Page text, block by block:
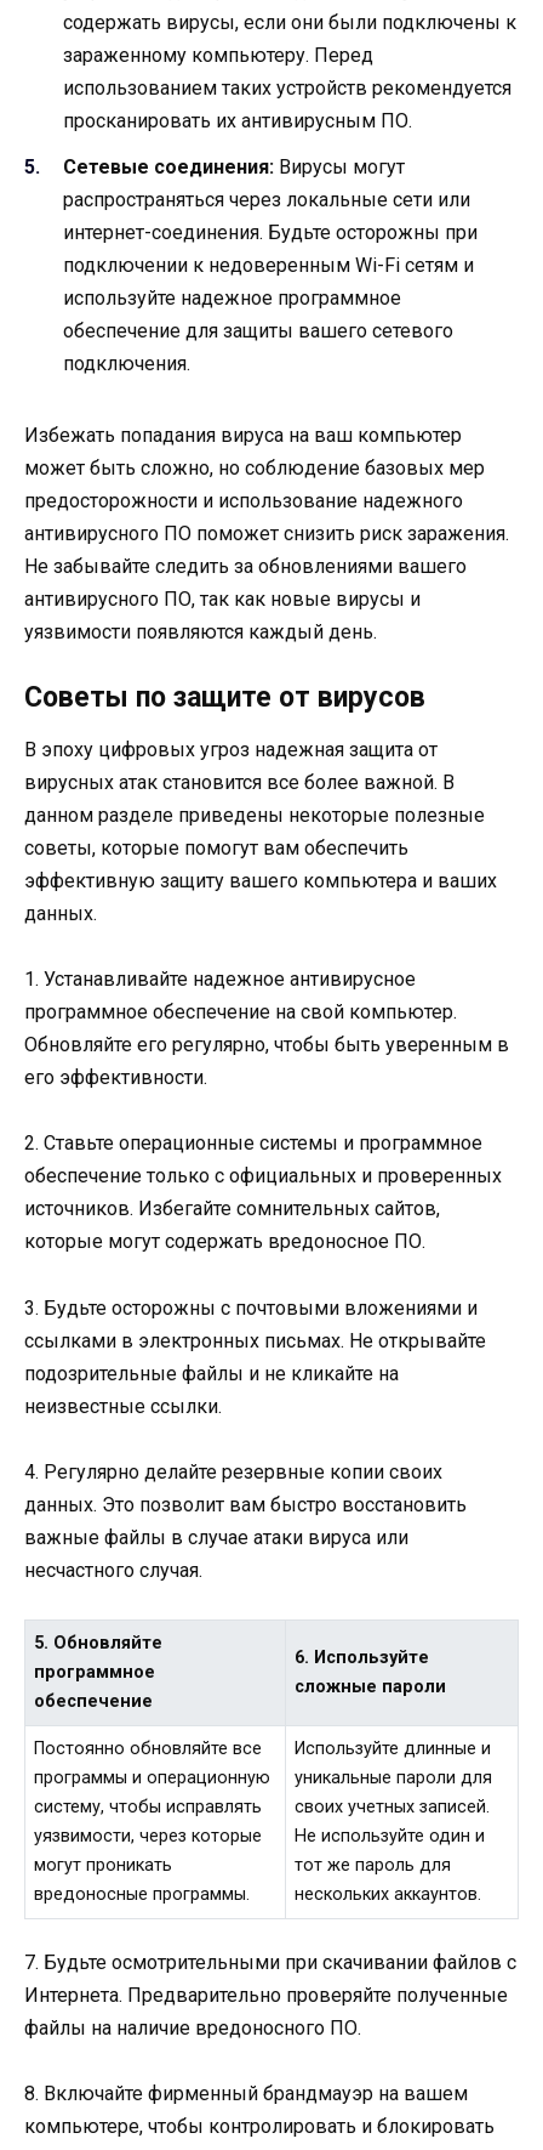
содержать вирусы, если они были подключены к
зараженному компьютеру. Перед
использованием таких устройств рекомендуется
просканировать их антивирусным ПО.
Сетевые соединения: Вирусы могут
распространяться через локальные сети или
интернет-соединения. Будьте осторожны при
подключении к недоверенным Wi-Fi сетям и
используйте надежное программное
обеспечение для защиты вашего сетевого
подключения.
Избежать попадания вируса на ваш компьютер
может быть сложно, но соблюдение базовых мер
предосторожности и использование надежного
антивирусного ПО поможет снизить риск заражения.
Не забывайте следить за обновлениями вашего
антивирусного ПО, так как новые вирусы и
уязвимости появляются каждый день.
Советы по защите от вирусов
В эпоху цифровых угроз надежная защита от
вирусных атак становится все более важной. В
данном разделе приведены некоторые полезные
советы, которые помогут вам обеспечить
эффективную защиту вашего компьютера и ваших
данных.
1. Устанавливайте надежное антивирусное
программное обеспечение на свой компьютер.
Обновляйте его регулярно, чтобы быть уверенным в
его эффективности.
2. Ставьте операционные системы и программное
обеспечение только с официальных и проверенных
источников. Избегайте сомнительных сайтов,
которые могут содержать вредоносное ПО.
3. Будьте осторожны с почтовыми вложениями и
ссылками в электронных письмах. Не открывайте
подозрительные файлы и не кликайте на
неизвестные ссылки.
4. Регулярно делайте резервные копии своих
данных. Это позволит вам быстро восстановить
важные файлы в случае атаки вируса или
несчастного случая.
5. Обновляйте
программное
обеспечение
6. Используйте
сложные пароли
Постоянно обновляйте все
программы и операционную
систему, чтобы исправлять
уязвимости, через которые
могут проникать
вредоносные программы.
Используйте длинные и
уникальные пароли для
своих учетных записей.
Не используйте один и
тот же пароль для
нескольких аккаунтов.
7. Будьте осмотрительными при скачивании файлов с
Интернета. Предварительно проверяйте полученные
файлы на наличие вредоносного ПО.
8. Включайте фирменный брандмауэр на вашем
компьютере, чтобы контролировать и блокировать